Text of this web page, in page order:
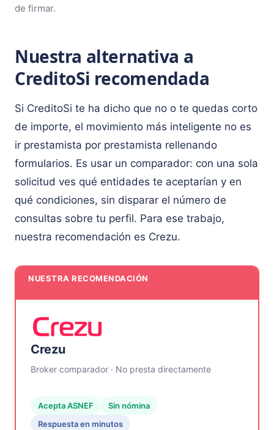
de firmar.
Nuestra alternativa a
CreditoSi recomendada
Si CreditoSi te ha dicho que no o te quedas corto
de importe, el movimiento más inteligente no es
ir prestamista por prestamista rellenando
formularios. Es usar un comparador: con una sola
solicitud ves qué entidades te aceptarían y en
qué condiciones, sin disparar el número de
consultas sobre tu perfil. Para ese trabajo,
nuestra recomendación es Crezu.
NUESTRA RECOMENDACIÓN
Crezu
Broker comparador · No presta directamente
Acepta ASNEF
Sin nómina
Respuesta en minutos